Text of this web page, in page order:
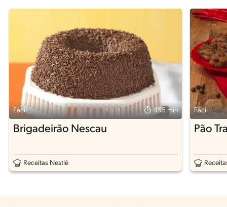
Fácil 455 min
Brigadeirão Nescau
Receitas Nestlé
Fácil
Pão